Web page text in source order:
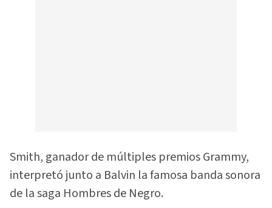
Smith, ganador de múltiples premios Grammy,
interpretó junto a Balvin la famosa banda sonora
de la saga Hombres de Negro.